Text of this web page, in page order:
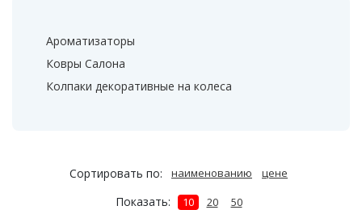
Ароматизаторы
Ковры Салона
Колпаки декоративные на колеса
Сортировать по: наименованию цене
Показать: 10 20 50